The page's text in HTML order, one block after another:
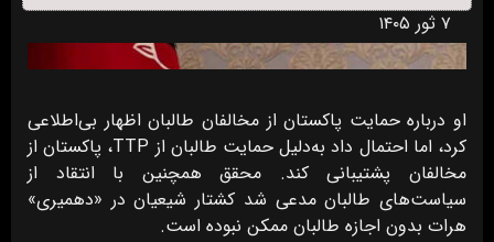
۷ ثور ۱۴۰۵
او درباره حمایت پاکستان از مخالفان طالبان اظهار بی‌اطلاعی
کرد، اما احتمال داد به‌دلیل حمایت طالبان از TTP، پاکستان از
مخالفان پشتیبانی کند. محقق همچنین با انتقاد از
سیاست‌های طالبان مدعی شد کشتار شیعیان در «دهمیری»
هرات بدون اجازه طالبان ممکن نبوده است.